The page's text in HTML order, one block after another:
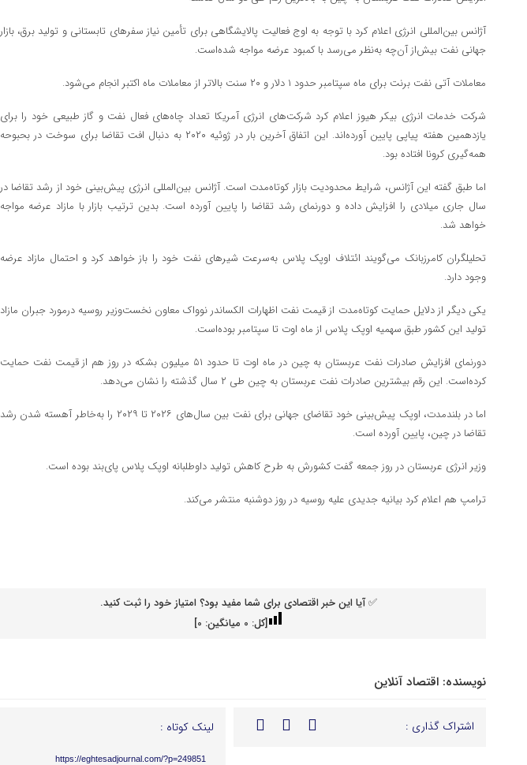
آژانس بین‌المللی انرژی اعلام کرد با توجه به اوج فعالیت پالایشگاهی برای تأمین نیاز سفر‌های تابستانی و تولید برق، بازار
جهانی نفت بیش‌از آن‌چه به‌نظر می‌رسد با کمبود عرضه مواجه شده‌است.
معاملات آتی نفت برنت برای ماه سپتامبر حدود ۱ دلار و ۲۰ سنت بالاتر از معاملات ماه اکتبر انجام می‌شود.
شرکت خدمات انرژی بیکر هیوز اعلام کرد شرکت‌های انرژی آمریکا تعداد چاه‌های فعال نفت و گاز طبیعی خود را برای
یازدهمین هفته پیاپی پایین آورده‌اند. این اتفاق آخرین بار در ژوئیه ۲۰۲۰ به دنبال افت تقاضا برای سوخت در بحبوحه
همه‌گیری کرونا افتاده بود.
اما طبق گفته این آژانس، شرایط محدودیت بازار کوتاه‌مدت است. آژانس بین‌المللی انرژی پیش‌بینی خود از رشد تقاضا در
سال جاری میلادی را افزایش داده و دورنمای رشد تقاضا را پایین آورده است. بدین ترتیب بازار با مازاد عرضه مواجه
خواهد شد.
تحلیلگران کامرزبانک می‌گویند ائتلاف اوپک پلاس به‌سرعت شیر‌های نفت خود را باز خواهد کرد و احتمال مازاد عرضه
وجود دارد.
یکی دیگر از دلایل حمایت کوتاه‌مدت از قیمت نفت اظهارات الکساندر نوواک معاون نخست‌وزیر روسیه درمورد جبران مازاد
تولید این کشور طبق سهمیه اوپک پلاس از ماه اوت تا سپتامبر بوده‌است.
دورنمای افزایش صادرات نفت عربستان به چین در ماه اوت تا حدود ۵۱ میلیون بشکه در روز هم از قیمت نفت حمایت
کرده‌است. این رقم بیشترین صادرات نفت عربستان به چین طی ۲ سال گذشته را نشان می‌دهد.
اما در بلندمدت، اوپک پیش‌بینی خود تقاضای جهانی برای نفت بین سال‌های ۲۰۲۶ تا ۲۰۲۹ را به‌خاطر آهسته شدن رشد
تقاضا در چین، پایین آورده است.
وزیر انرژی عربستان در روز جمعه گفت کشورش به طرح کاهش تولید داوطلبانه اوپک پلاس پای‌بند بوده است.
ترامپ هم اعلام کرد بیانیه جدیدی علیه روسیه در روز دوشنبه منتشر می‌کند.
✅ آیا این خبر اقتصادی برای شما مفید بود؟ امتیاز خود را ثبت کنید.
[کل: 0 میانگین: 0
]
نویسنده: اقتصاد آنلاین
اشتراک گذاری : لینک کوتاه :
https://eghtesadjournal.com/?p=249851